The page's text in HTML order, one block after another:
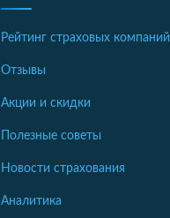
Рейтинг страховых компаний
Отзывы
Акции и скидки
Полезные советы
Новости страхования
Аналитика